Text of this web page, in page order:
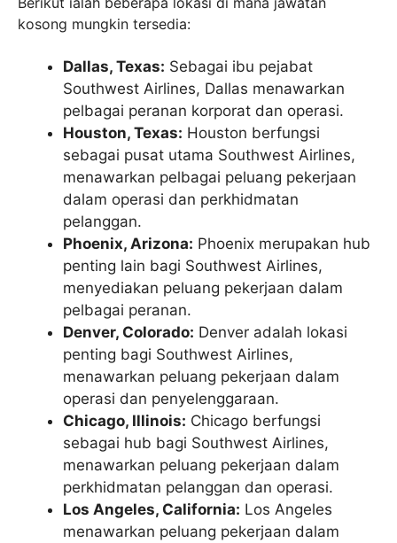
kosong mungkin tersedia:
Dallas, Texas: Sebagai ibu pejabat
Southwest Airlines, Dallas menawarkan
pelbagai peranan korporat dan operasi.
Houston, Texas: Houston berfungsi
sebagai pusat utama Southwest Airlines,
menawarkan pelbagai peluang pekerjaan
dalam operasi dan perkhidmatan
pelanggan.
Phoenix, Arizona: Phoenix merupakan hub
penting lain bagi Southwest Airlines,
menyediakan peluang pekerjaan dalam
pelbagai peranan.
Denver, Colorado: Denver adalah lokasi
penting bagi Southwest Airlines,
menawarkan peluang pekerjaan dalam
operasi dan penyelenggaraan.
Chicago, Illinois: Chicago berfungsi
sebagai hub bagi Southwest Airlines,
menawarkan peluang pekerjaan dalam
perkhidmatan pelanggan dan operasi.
Los Angeles, California: Los Angeles
menawarkan peluang pekerjaan dalam